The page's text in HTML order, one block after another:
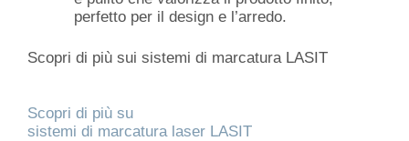
perfetto per il design e l’arredo.
Scopri di più sui sistemi di marcatura LASIT
Scopri di più su
sistemi di marcatura laser LASIT